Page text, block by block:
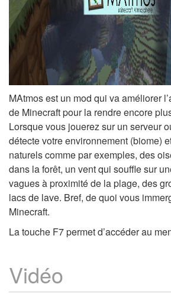
MAtmos est un mod qui va améliorer
de Minecraft pour la rendre encore
Lorsque vous jouerez sur un serveur
détecte votre environnement (biome)
naturels comme par exemples, des
dans la forêt, un vent qui souffle sur
vagues à proximité de la plage, des
lacs de lave. Bref, de quoi vous
Minecraft.
La touche F7 permet d’accéder au
Vidéo